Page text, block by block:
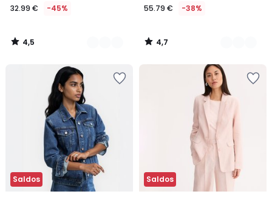
32.99 € -45%
4,5
/
55.79 € -38%
4,7
/
Saldos Saldos